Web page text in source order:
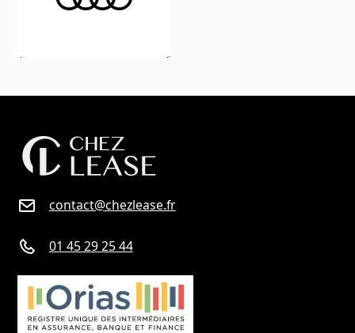
contact@chezlease.fr
01 45 29 25 44